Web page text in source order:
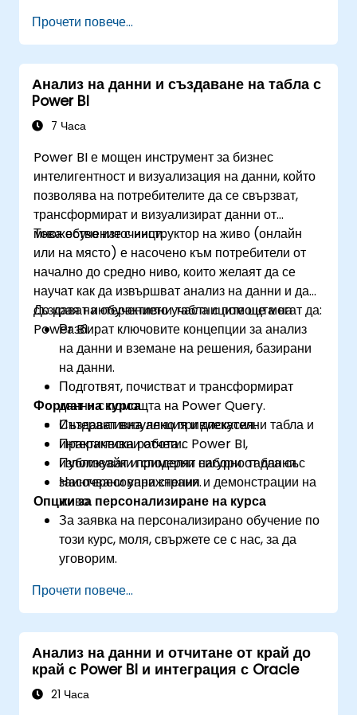
Прочети повече...
Анализ на данни и създаване на табла с
Power BI
7 Часа
Power BI е мощен инструмент за бизнес
интелигентност и визуализация на данни, който
позволява на потребителите да се свързват,
трансформират и визуализират данни от
множество източници.
Това обучение с инструктор на живо (онлайн
или на място) е насочено към потребители от
начално до средно ниво, които желаят да се
научат как да извършват анализ на данни и да
създават интерактивни табла с помощта на
Power BI.
До края на обучението участниците ще могат да:
Разбират ключовите концепции за анализ
на данни и вземане на решения, базирани
на данни.
Подготвят, почистват и трансформират
данни с помощта на Power Query.
Създават визуално привлекателни табла и
интерактивни отчети.
Публикуват и споделят сигурно табла със
заинтересовани страни.
Формат на курса
Интерактивна лекция и дискусия.
Практическа работа с Power BI,
използвайки примерни набори от данни.
Насочвани упражнения и демонстрации на
живо.
Опции за персонализиране на курса
За заявка на персонализирано обучение по
този курс, моля, свържете се с нас, за да
уговорим.
Прочети повече...
Анализ на данни и отчитане от край до
край с Power BI и интеграция с Oracle
21 Часа